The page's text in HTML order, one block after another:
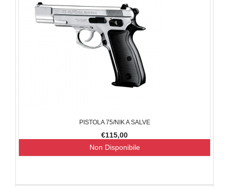
PISTOLA 75/NIK A SALVE
€115,00
Non Disponibile